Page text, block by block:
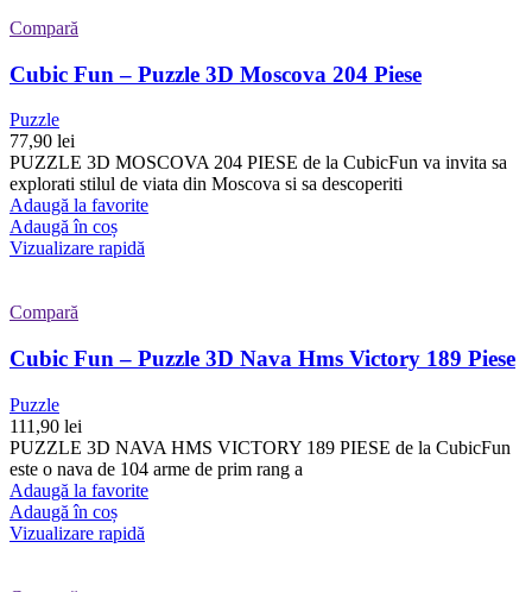
Compară
Cubic Fun – Puzzle 3D Moscova 204 Piese
Puzzle
77,90 lei
PUZZLE 3D MOSCOVA 204 PIESE de la CubicFun va invita sa
explorati stilul de viata din Moscova si sa descoperiti
Adaugă la favorite
Adaugă în coș
Vizualizare rapidă
Compară
Cubic Fun – Puzzle 3D Nava Hms Victory 189 Piese
Puzzle
111,90 lei
PUZZLE 3D NAVA HMS VICTORY 189 PIESE de la CubicFun
este o nava de 104 arme de prim rang a
Adaugă la favorite
Adaugă în coș
Vizualizare rapidă